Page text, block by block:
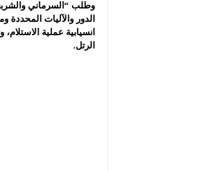
وطلب “السرماني
الدور والآليات
انسيابية عملية
الرتل.